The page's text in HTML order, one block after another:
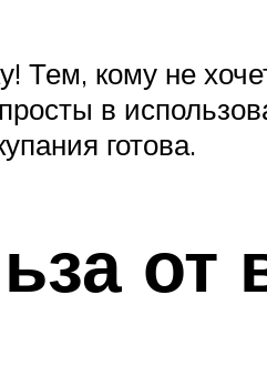
Тем, кому не
в
готова.
от